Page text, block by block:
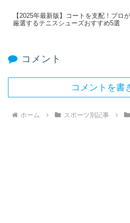
【2025年最新版】コートを支配！プロが
厳選するテニスシューズおすすめ5選
コメント
コメントを書
ホーム スポーツ別記事